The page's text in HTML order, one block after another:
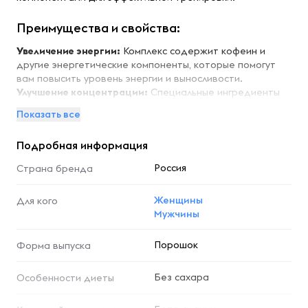
Преимущества и свойства:
Увеличение энергии: Комплекс содержит кофеин и
другие энергетические компоненты, которые помогут
вам повысить уровень энергии и выносливости.
Улучшение концентрации: Специальные ингредиенты
время тренировок.
аминокислотами, которые способствуют
Снижение усталости:
Комплекс помогает уменьшить
и интенсивнее.
Тропический пунш обладает
тренировочный процесс более приятным.
Особенности:
Показать все
Подробная информация
Страна бренда Россия
Для кого
Женщины
Мужчины
Форма выпуска Порошок
Особенности диеты Без сахара